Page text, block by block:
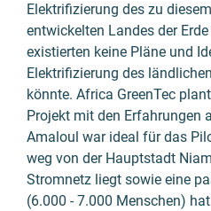
Elektrifizierung des zu
entwickelten Landes der
existierten keine Pläne und
Elektrifizierung des
könnte. Africa GreenTec
Projekt mit den Erfahrungen
Amaloul war ideal für das
weg von der Hauptstadt
Stromnetz liegt sowie eine
(6.000 - 7.000 Menschen)